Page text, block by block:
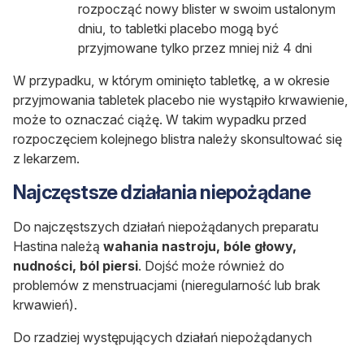
rozpocząć nowy blister w swoim ustalonym
dniu, to tabletki placebo mogą być
przyjmowane tylko przez mniej niż 4 dni
W przypadku, w którym ominięto tabletkę, a w okresie
przyjmowania tabletek placebo nie wystąpiło krwawienie,
może to oznaczać ciążę. W takim wypadku przed
rozpoczęciem kolejnego blistra należy skonsultować się
z lekarzem.
Najczęstsze działania niepożądane
Do najczęstszych działań niepożądanych preparatu
Hastina należą wahania nastroju, bóle głowy,
nudności, ból piersi. Dojść może również do
problemów z menstruacjami (nieregularność lub brak
krwawień).
Do rzadziej występujących działań niepożądanych